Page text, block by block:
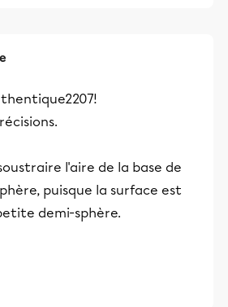
l'aire de la base de
puisque la surface est
demi-sphère.